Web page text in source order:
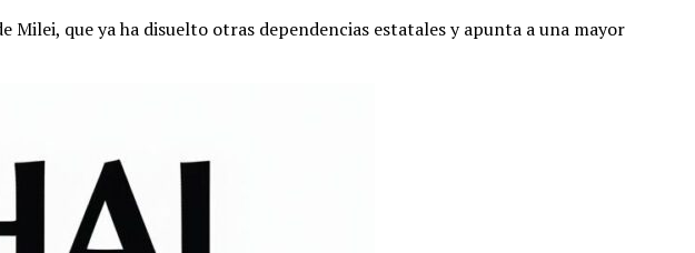
que ya ha disuelto otras dependencias estatales y apunta a una mayor